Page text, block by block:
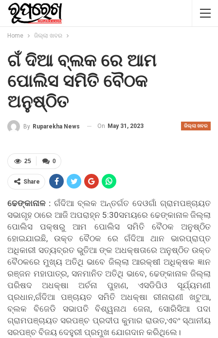
Home ଜିଲ୍ଲା ଖବର
ଗଁ ଦିଆ ବ୍ଲକ ରେ ଆମ
ପୋଲିସ ସମିତି ବୈଠକ
ଅନୁଷ୍ଠିତ
ଜିଲ୍ଲା ଖବର
By Ruparekha News On May 31, 2023
0
25
Share
ଢେଙ୍କାନାଳ : ଗଁଦିଆ ବ୍ଲକ ଅନ୍ତର୍ଗତ ଦେଓଗାଁ ଗ୍ରାମପଞ୍ଚାୟତ
ସଭାଗୃହ ଠାରେ ଆଜି ଅପରାହ୍ନ 5:30ସମୟରେ ଢେଙ୍କାନାଳ ଜିଲ୍ଲା
ପୋଲିସ ପକ୍ଷରୁ ଆମ ପୋଲିସ ସମିତି ବୈଠକ ଅନୁଷ୍ଠିତ
ହୋଇଯାଇଛି, ଉକ୍ତ ବୈଠକ ରେ ଗଁଦିଆ ଥାନ ଭାରପ୍ରାପ୍ତ
ଅଧିକାରୀ ସତ୍ୟବ୍ରତ ଭୁତିଆ ଙ୍କ ଅଧକ୍ଷତାରେ ଅନୁଷ୍ଠିତ ଉକ୍ତ
ବୈଠକରେ ମୁଖ୍ୟ ଅତିଥି ଭାବେ ଜିଲ୍ଲା ଆରକ୍ଷୀ ଅଧିକ୍ଷକ ଜ୍ଞାନ
ରଞ୍ଜନ ମହାପାତ୍ର, ସନମାନିତ ଅତିଥି ଭାବେ, ଢେଙ୍କାନାଳ ଜିଲ୍ଲା
ପରିଷଦ ଅଧକ୍ଷା ଅର୍ଚନା ପୁହାଣ, ଏସଡିପିଓ ସୂର୍ଯ୍ୟମଣୀ
ପ୍ରଧାନ,ଗଁଦିଆ ପଞ୍ଚାୟତ ସମିତି ଅଧକ୍ଷା ରୀନାରାଣୀ ଖଟୁଆ,
ବ୍ଲକ ବିଜେଡି ସଭାପତି ବିଶ୍ୱନାଥ ଜେନା, ସୋରିସିଆ ପଦା
ଗ୍ରାମପଞ୍ଚାୟତ ସରପଞ୍ଚ ପ୍ରଦୀପ କୁମାର ରାଉତ,ଏବଂ ସ୍ଥାନୀୟ
ସରପଞ୍ଚ ବିଜୟ ଦେହୁରୀ ପ୍ରମୁଖ ଯୋଗଦାନ କରିଥିଲେ।